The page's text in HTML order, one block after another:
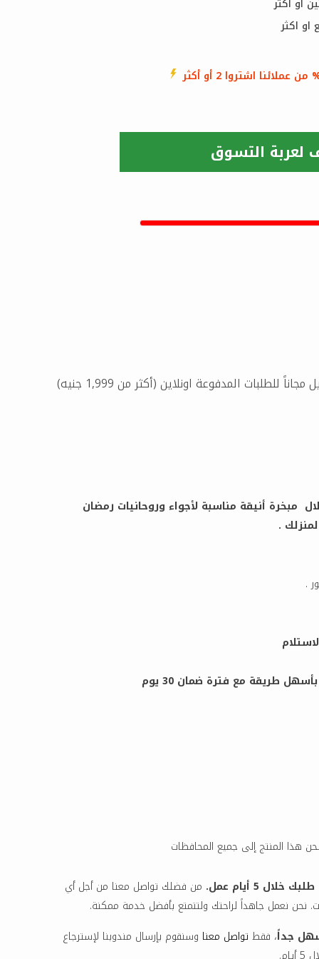
عملائنا اشتروا 2 أو أكثر
لعربة التسوق
للطلبات المدفوعة اونلاين (أكثر من 1,999 جنيه)
مبخرة أنيقة مناسبة لأجواء وروحانيات رمضان
.
.
طريقة مع فترة ضمان 30 يوم
هذا المنتج إلى جميع المحافظات
5 أيام عمل.
من فضلك تواصل معنا من أجل أي
نحن نعمل جاهداً لراحتك ولتتمتع بأفضل خدمة ممكنة.
جداً، فقط تواصل معنا وسنقوم بإرسال مندوبنا لإسترجاع